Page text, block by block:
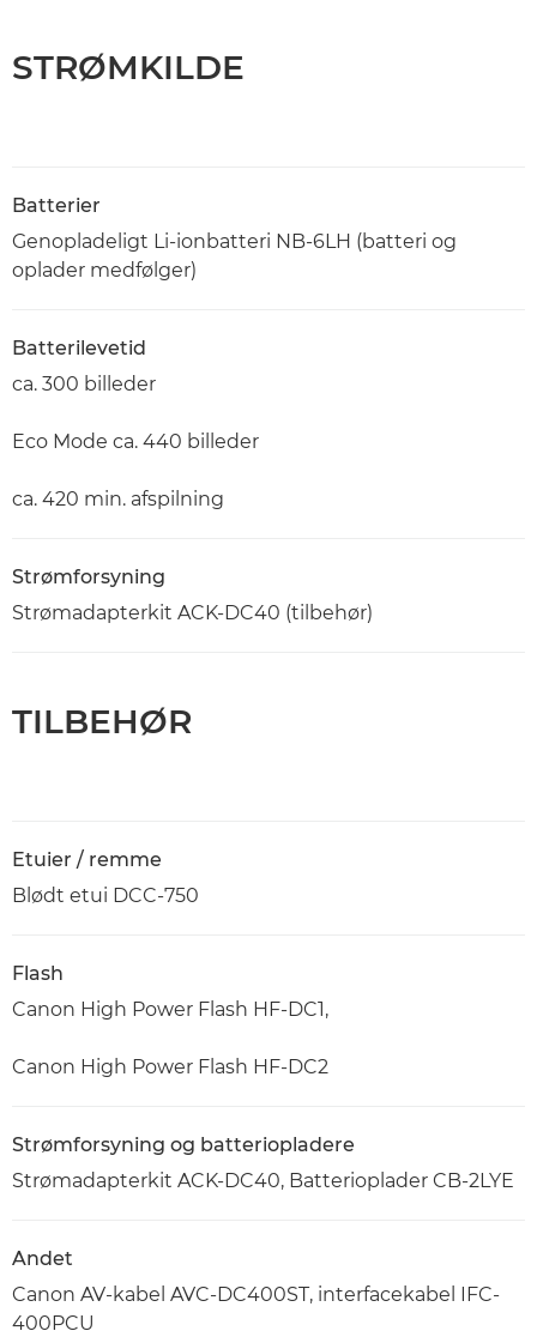
STRØMKILDE
Batterier
Genopladeligt Li-ionbatteri NB-6LH (batteri og
oplader medfølger)
Batterilevetid
ca. 300 billeder
Eco Mode ca. 440 billeder
ca. 420 min. afspilning
Strømforsyning
Strømadapterkit ACK-DC40 (tilbehør)
TILBEHØR
Etuier / remme
Blødt etui DCC-750
Flash
Canon High Power Flash HF-DC1,
Canon High Power Flash HF-DC2
Strømforsyning og batteriopladere
Strømadapterkit ACK-DC40, Batterioplader CB-2LYE
Andet
Canon AV-kabel AVC-DC400ST, interfacekabel IFC-
400PCU